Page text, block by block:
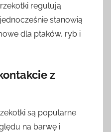
regulują
stanowią
dla ptaków, ryb i
z
są popularne
na barwę i